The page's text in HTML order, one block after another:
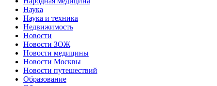
Наука
Наука и техника
Недвижимость
Новости
Новости ЗОЖ
Новости медицины
Новости Москвы
Новости путешествий
Образование